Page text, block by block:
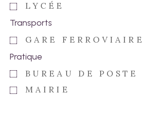
LYCÉE
Transports
GARE FERROVIAIRE
Pratique
BUREAU DE POSTE
MAIRIE